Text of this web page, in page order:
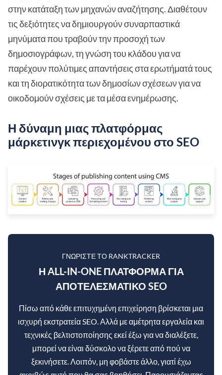
στην κατάταξη των μηχανών αναζήτησης. Διαθέτουν
τις δεξιότητες να δημιουργούν συναρπαστικά
μηνύματα που τραβούν την προσοχή των
δημοσιογράφων, τη γνώση του κλάδου για να
παρέχουν πολύτιμες απαντήσεις στα ερωτήματά τους
και τη διορατικότητα των δημοσίων σχέσεων για να
οικοδομούν σχέσεις με τα μέσα ενημέρωσης.
Η δύναμη μιας πλατφόρμας
μάρκετινγκ περιεχομένου στο SEO
ΓΝΩΡΊΣΤΕ ΤΟ RANKTRACKER
Η ALL-IN-ONE ΠΛΑΤΦΌΡΜΑ ΓΙΑ
ΑΠΟΤΕΛΕΣΜΑΤΙΚΌ SEO
Πίσω από κάθε επιτυχημένη επιχείρηση βρίσκεται μια
ισχυρή εκστρατεία SEO. Αλλά με αμέτρητα εργαλεία και
τεχνικές βελτιστοποίησης εκεί έξω για να διαλέξετε,
μπορεί να είναι δύσκολο να ξέρετε από πού να
ξεκινήσετε. Λοιπόν, μη φοβάστε άλλο, γιατί έχω